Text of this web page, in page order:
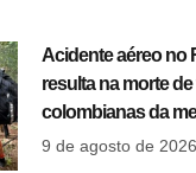
Acidente aéreo no
resulta na morte de
colombianas da
9 de agosto de 2026